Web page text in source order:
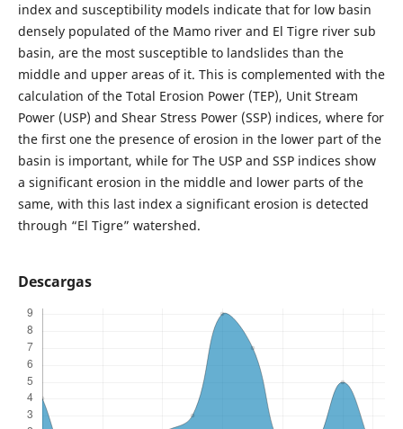
index and susceptibility models indicate that for low basin
densely populated of the Mamo river and El Tigre river sub
basin, are the most susceptible to landslides than the
middle and upper areas of it. This is complemented with the
calculation of the Total Erosion Power (TEP), Unit Stream
Power (USP) and Shear Stress Power (SSP) indices, where for
the first one the presence of erosion in the lower part of the
basin is important, while for The USP and SSP indices show
a significant erosion in the middle and lower parts of the
same, with this last index a significant erosion is detected
through “El Tigre” watershed.
Descargas